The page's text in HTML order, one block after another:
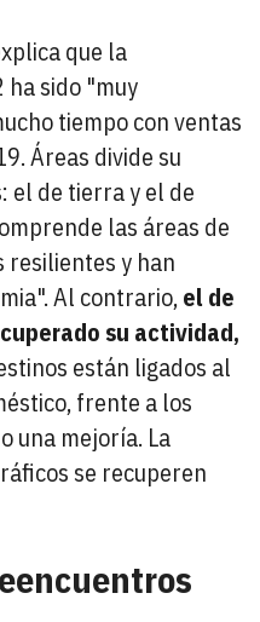
que la
ha sido "muy
tiempo con ventas
Áreas divide su
el de tierra y el de
las áreas de
resilientes y han
Al contrario,el de
su actividad,
están ligados al
frente a los
una mejoría. La
se recuperen